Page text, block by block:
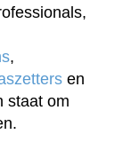
,
en
staat om